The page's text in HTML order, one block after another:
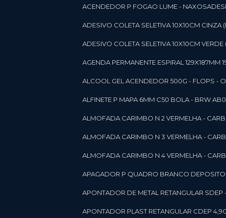
ACENDEDOR P FOGAO LUME - NAXOS
ADESIVO COLETA SELETIVA 10X10CM CINZA
ADESIVO COLETA SELETIVA 10X10CM
AGENDA PERMANENTE ESPIRAL 129X187MM
ALCOOL GEL ACENDEDOR 500G - FLOPS -
ALFINETE P MAPA 6MM C50 BOLA - BRW
ALMOFADA CARIMBO N 2 VERMELHA -
ALMOFADA CARIMBO N 3 VERMELHA -
ALMOFADA CARIMBO N 4 VERMELHA -
APAGADOR P QUADRO BRANCO
APONTADOR DE METAL RETANGULAR SDEP
APONTADOR PLAST RETANGULAR CDEP